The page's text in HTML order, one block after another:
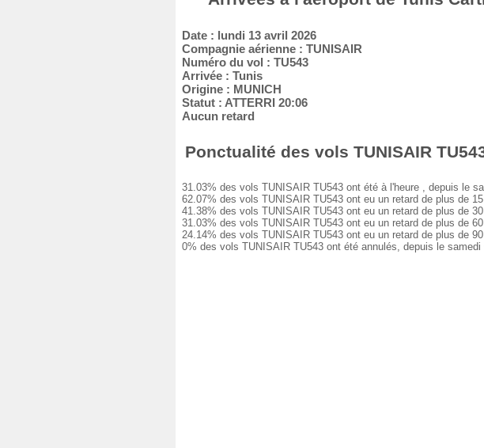
Date : lundi 13 avril 2026
Compagnie aérienne : TUNISAIR
Numéro du vol : TU543
Arrivée : Tunis
Origine : MUNICH
Statut : ATTERRI 20:06
Aucun retard
Ponctualité des vols TUNISAIR
31.03% des vols TUNISAIR TU543 ont été à l'heure , depuis le
62.07% des vols TUNISAIR TU543 ont eu un retard de plus de
41.38% des vols TUNISAIR TU543 ont eu un retard de plus de
31.03% des vols TUNISAIR TU543 ont eu un retard de plus de
24.14% des vols TUNISAIR TU543 ont eu un retard de plus de
0% des vols TUNISAIR TU543 ont été annulés, depuis le samedi